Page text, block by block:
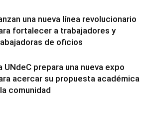
una nueva línea revolucionario
fortalecer a trabajadores y
de oficios
UNdeC prepara una nueva expo
acercar su propuesta académica
comunidad